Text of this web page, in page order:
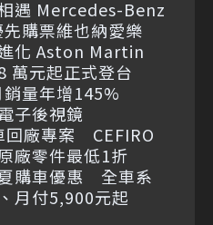
遇 Mercedes-Benz
購票維也納愛樂
化 Aston Martin
萬元起正式登台
量年增145%
子後視鏡
回廠專案 CEFIRO
廠零件最低1折
購車優惠 全車系
月付5,900元起